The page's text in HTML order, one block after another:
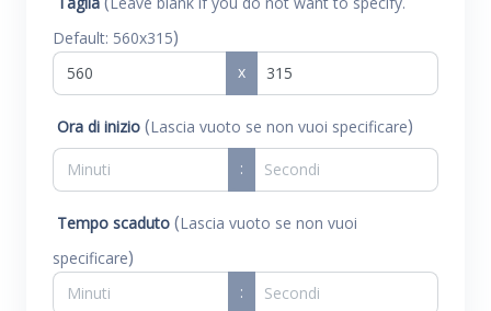
Default: 560x315)
x
Ora di inizio (Lascia vuoto se non vuoi specificare)
:
Tempo scaduto (Lascia vuoto se non vuoi
specificare)
: